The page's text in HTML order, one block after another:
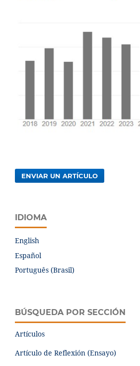
ENVIAR UN ARTÍCULO
IDIOMA
English
Español
Português (Brasil)
BÚSQUEDA POR SECCIÓN
Artículos
Artículo de Reflexión (Ensayo)